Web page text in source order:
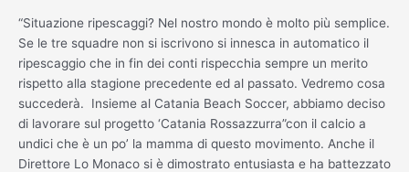
“Situazione ripescaggi? Nel nostro mondo è molto più semplice.
Se le tre squadre non si iscrivono si innesca in automatico il
ripescaggio che in fin dei conti rispecchia sempre un merito
rispetto alla stagione precedente ed al passato. Vedremo cosa
succederà. Insieme al Catania Beach Soccer, abbiamo deciso
di lavorare sul progetto ‘Catania Rossazzurra”con il calcio a
undici che è un po’ la mamma di questo movimento. Anche il
Direttore Lo Monaco si è dimostrato entusiasta e ha battezzato